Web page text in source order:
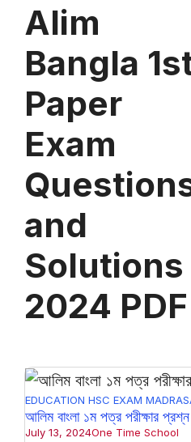
Alim
Bangla
Paper
Exam
and
Solutions
2024 PDF
EDUCATION HSC EXAM
আলিম বাংলা ১ম পত্র পরীক্ষার
July 13, 2024One Time School